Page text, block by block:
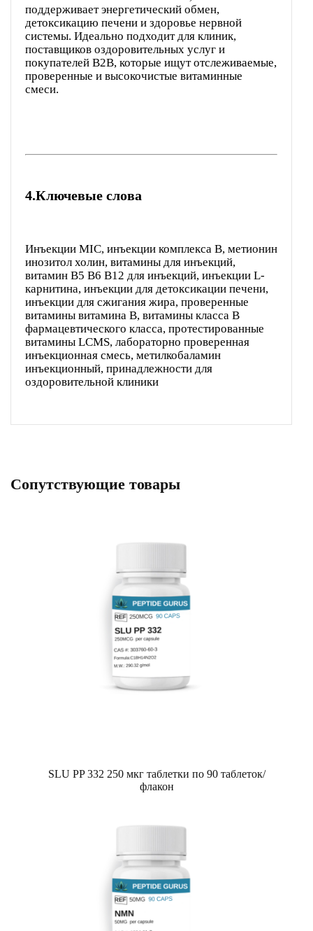
поддерживает энергетический обмен,
детоксикацию печени и здоровье нервной
системы. Идеально подходит для клиник,
поставщиков оздоровительных услуг и
покупателей B2B, которые ищут отслеживаемые,
проверенные и высокочистые витаминные
смеси.
4.Ключевые слова
Инъекции MIC, инъекции комплекса B, метионин
инозитол холин, витамины для инъекций,
витамин B5 B6 B12 для инъекций, инъекции L-
карнитина, инъекции для детоксикации печени,
инъекции для сжигания жира, проверенные
витамины витамина B, витамины класса B
фармацевтического класса, протестированные
витамины LCMS, лабораторно проверенная
инъекционная смесь, метилкобаламин
инъекционный, принадлежности для
оздоровительной клиники
Сопутствующие товары
SLU PP 332 250 мкг таблетки по 90 таблеток/
флакон